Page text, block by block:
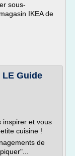
sous-
IKEA de
Guide
inspirer et vous
cuisine !
de